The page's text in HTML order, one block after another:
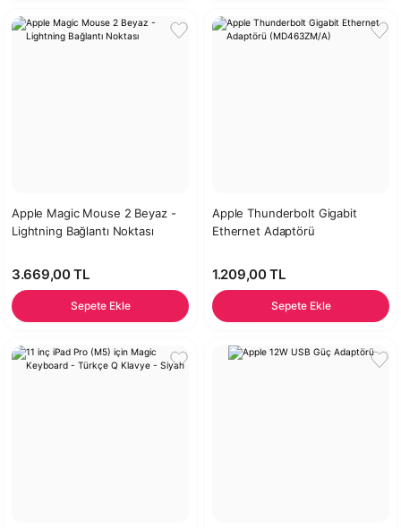
Apple Magic Mouse 2 Beyaz -
Lightning Bağlantı Noktası
3.669,00 TL
Sepete Ekle
Apple Thunderbolt Gigabit
Ethernet Adaptörü
1.209,00 TL
Sepete Ekle